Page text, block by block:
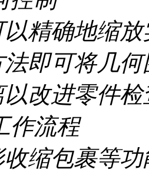
精确地缩
即可将几
改进零件检
作流程
缩包裹等